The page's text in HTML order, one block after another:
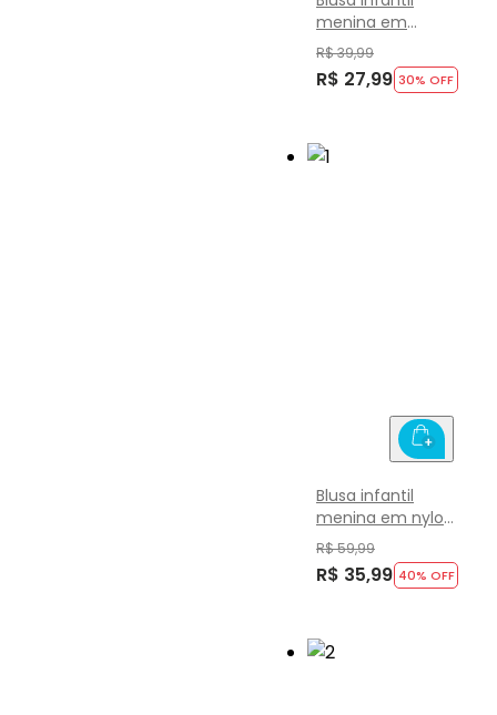
menina em
cotton Brandili
R$ 39,99
R$ 27,99 30% OFF
Blusa infantil
menina em nylon
dry Brandili Active
R$ 59,99
R$ 35,99 40% OFF